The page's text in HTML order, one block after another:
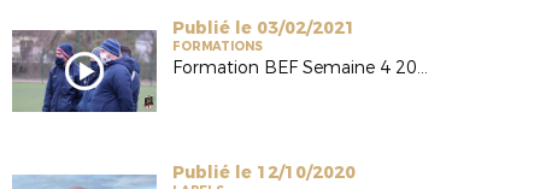
Publié le 03/02/2021
FORMATIONS
Formation BEF Semaine 4 2020/2021
Publié le 12/10/2020